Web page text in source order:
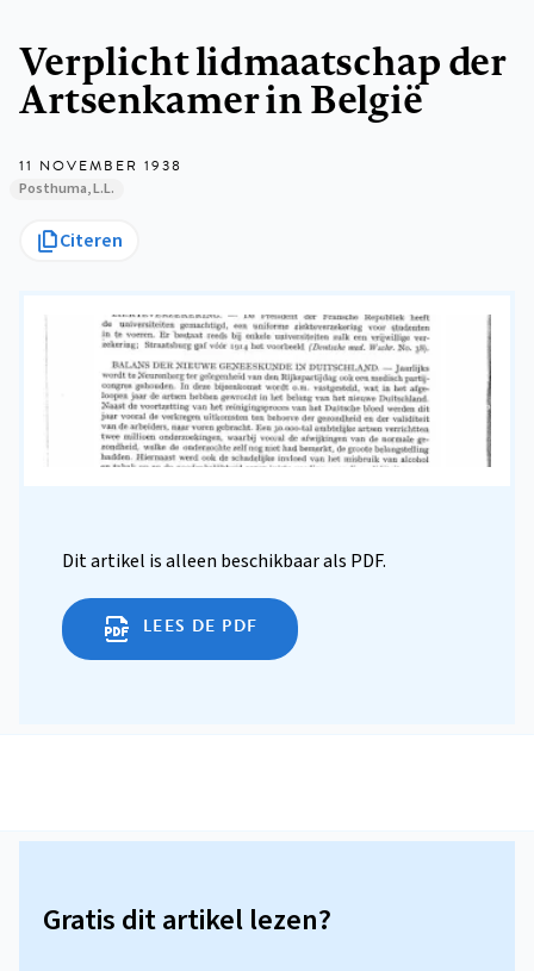
Verplicht lidmaatschap der
Artsenkamer in België
11 NOVEMBER 1938
Posthuma, L.L.
Citeren
Dit artikel is alleen beschikbaar als PDF.
LEES DE PDF
Gratis dit artikel lezen?